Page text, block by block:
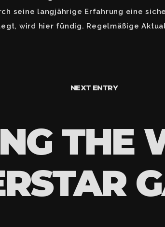
seine langjährige Erfahrung eine
wird hier fündig. Regelmäßige
NEXT ENTRY
THE